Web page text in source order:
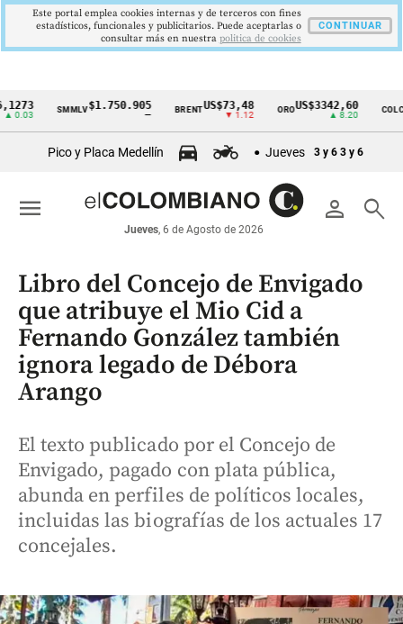
Cintillo
económicos
Colombia
SMMLV$1.750.905 BRENT US$73,48
▼ 1.12
ORO US$3342,60 COLCAP
Pico y Placa Medellín Jueves 3 y 6 3 y 6
person search
Jueves, 6 de Agosto de 2026
menu
Libro del Concejo de Envigado
que atribuye el Mio Cid a
Fernando González también
ignora legado de Débora
Arango
El texto publicado por el Concejo de
Envigado, pagado con plata pública,
abunda en perfiles de políticos locales,
incluidas las biografías de los actuales 17
concejales.
Este portal emplea cookies internas y de terceros con fines
estadísticos, funcionales y publicitarios. Puede aceptarlas o
consultar más en nuestra politica de cookies
CONTINUAR